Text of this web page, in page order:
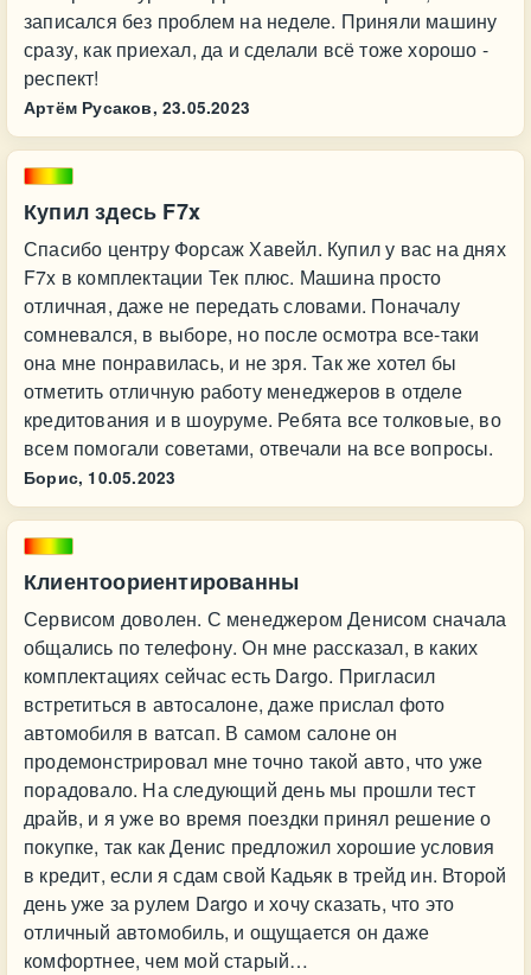
записался без проблем на неделе. Приняли машину
сразу, как приехал, да и сделали всё тоже хорошо -
респект!
Артём Русаков, 23.05.2023
Купил здесь F7x
Спасибо центру Форсаж Хавейл. Купил у вас на днях
F7x в комплектации Тек плюс. Машина просто
отличная, даже не передать словами. Поначалу
сомневался, в выборе, но после осмотра все-таки
она мне понравилась, и не зря. Так же хотел бы
отметить отличную работу менеджеров в отделе
кредитования и в шоуруме. Ребята все толковые, во
всем помогали советами, отвечали на все вопросы.
Борис, 10.05.2023
Клиентоориентированны
Сервисом доволен. С менеджером Денисом сначала
общались по телефону. Он мне рассказал, в каких
комплектациях сейчас есть Dargo. Пригласил
встретиться в автосалоне, даже прислал фото
автомобиля в ватсап. В самом салоне он
продемонстрировал мне точно такой авто, что уже
порадовало. На следующий день мы прошли тест
драйв, и я уже во время поездки принял решение о
покупке, так как Денис предложил хорошие условия
в кредит, если я сдам свой Кадьяк в трейд ин. Второй
день уже за рулем Dargo и хочу сказать, что это
отличный автомобиль, и ощущается он даже
комфортнее, чем мой старый…